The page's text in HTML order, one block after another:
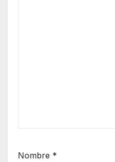
Nombre *